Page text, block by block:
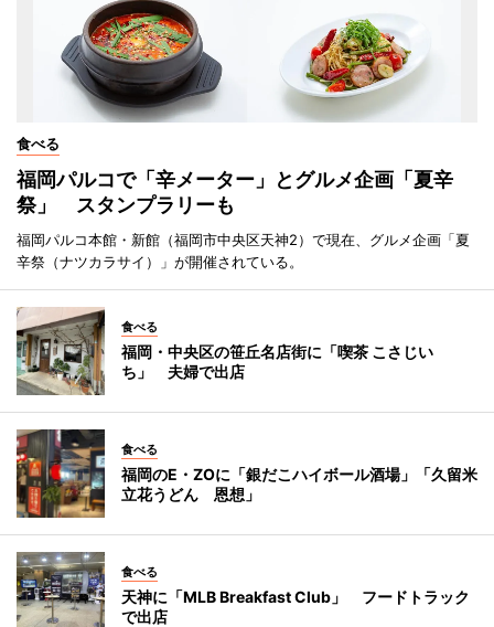
食べる
福岡パルコで「辛メーター」とグルメ企画「夏辛
祭」 スタンプラリーも
福岡パルコ本館・新館（福岡市中央区天神2）で現在、グルメ企画「夏
辛祭（ナツカラサイ）」が開催されている。
食べる
福岡・中央区の笹丘名店街に「喫茶 こさじい
ち」 夫婦で出店
食べる
福岡のE・ZOに「銀だこハイボール酒場」「久留米
立花うどん 恩想」
食べる
天神に「MLB Breakfast Club」 フードトラック
で出店